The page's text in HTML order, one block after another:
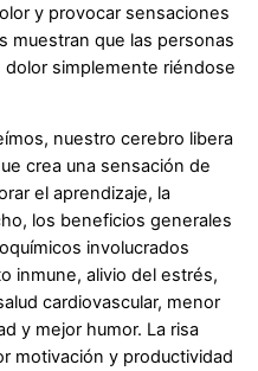
y provocar sensaciones
muestran que las personas
dolor simplemente riéndose
nuestro cerebro libera
crea una sensación de
el aprendizaje, la
los beneficios generales
involucrados
inmune, alivio del estrés,
cardiovascular, menor
y mejor humor. La risa
motivación y productividad